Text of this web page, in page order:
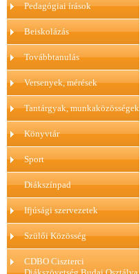
Pedagógiai írások
Beiskolázás
Továbbtanulás
Versenyek, mérések
Tantárgyak, munkaközösségek
Könyvtár
Sport
Diákszínpad
Ifjúsági szervezetek
Szülői Közösség
CDBO Ciszterci